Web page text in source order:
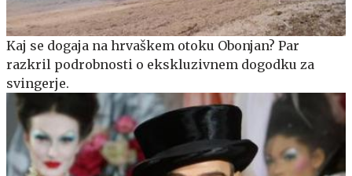
Kaj se dogaja na hrvaškem otoku Obonjan? Par
razkril podrobnosti o ekskluzivnem dogodku za
svingerje.